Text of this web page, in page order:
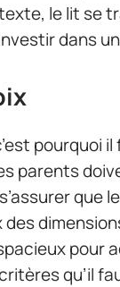
le lit se
dans
pourquoi
parents
que
pour
qu’il